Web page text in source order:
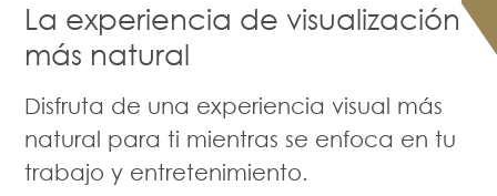
La experiencia de visualización
más natural
Disfruta de una experiencia visual más
natural para ti mientras se enfoca en tu
trabajo y entretenimiento.